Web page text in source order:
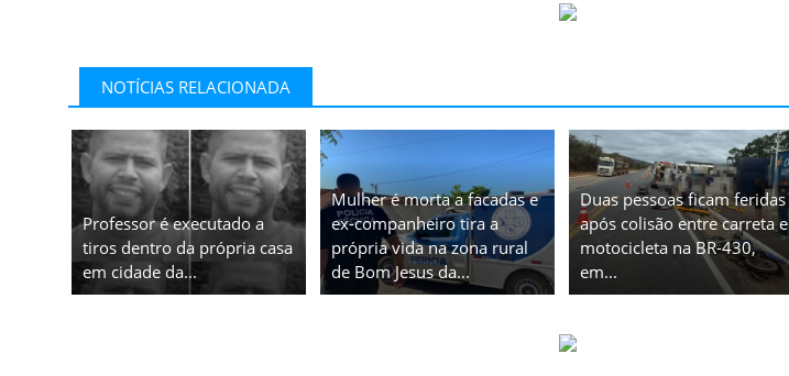
NOTÍCIAS RELACIONADA
Professor é executado a
tiros dentro da própria casa
em cidade da...
Mulher é morta a facadas e
ex-companheiro tira a
própria vida na zona rural
de Bom Jesus da...
Duas pessoas ficam feridas
após colisão entre carreta e
motocicleta na BR-430,
em...